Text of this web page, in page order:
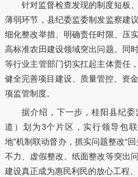
针对监督检查发现的制度短板
薄弱环节，县纪委监委制发监察建
细化整改举措、明确责任时限、压
高标准农田建设领域突出问题。同
等行业主管部门切实扛起主体责任
健全完善项目建设、质量管控、资
项监管制度。
据介绍，下一步，桂阳县纪
道）划为3个片区，实行领导包
地”机制联动督办，抓实问题整改“
不力、虚假整改、纸面整改等突出
建设真正成为惠民利民的放心工程、